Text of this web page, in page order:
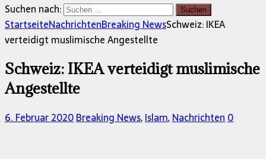
Suchen nach:
StartseiteNachrichtenBreaking NewsSchweiz: IKEA
verteidigt muslimische Angestellte
Schweiz: IKEA verteidigt muslimische
Angestellte
6. Februar 2020Breaking News,Islam,Nachrichten0